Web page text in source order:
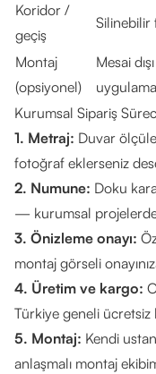
Koridor /
geçiş
Silinebilir
Montaj
(opsiyonel)
Mesai dışı
uygulama
Kurumsal Sipariş
1. Metraj: Duvar
fotoğraf eklerseniz
2. Numune: Doku
— kurumsal
3. Önizleme onayı:
montaj görseli
4. Üretim ve kargo:
Türkiye geneli ücretsiz
5. Montaj: Kendi
anlaşmalı montaj